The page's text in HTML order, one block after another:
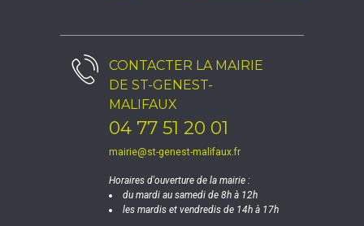
CONTACTER LA MAIRIE
DE ST-GENEST-
MALIFAUX
04 77 51 20 01
mairie@st-genest-malifaux.fr
Horaires d'ouverture de la mairie :
du mardi au samedi de 8h à 12h
les mardis et vendredis de 14h à 17h